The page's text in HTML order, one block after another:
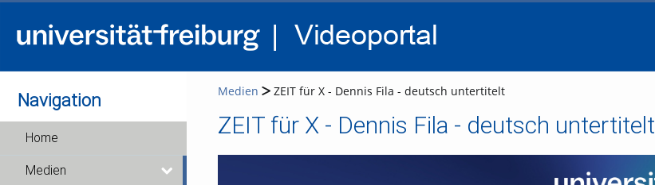
Navigation
Home
Medien
Medien ZEIT für X - Dennis Fila - deutsch untertitelt
ZEIT für X - Dennis Fila - deutsch untertitelt